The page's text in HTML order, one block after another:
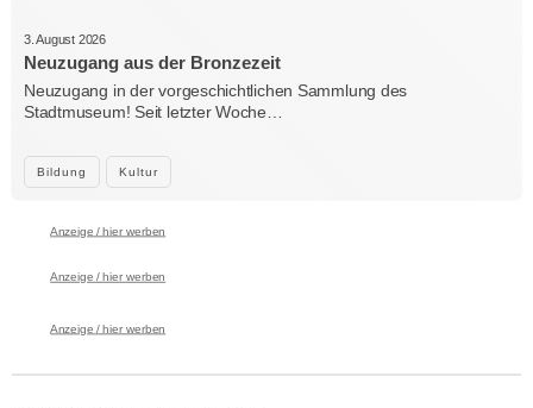
Bildung Kultur
3. August 2026
Neuzugang aus der Bronzezeit
Neuzugang in der vorgeschichtlichen Sammlung des
Stadtmuseum! Seit letzter Woche…
Anzeige / hier werben
Anzeige / hier werben
Anzeige / hier werben